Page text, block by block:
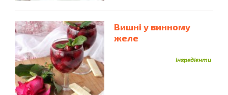
Вишні у винному
желе
Інгредієнти